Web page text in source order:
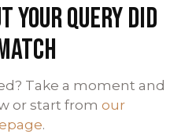
YOUR QUERY DID
Take a moment and
or start from our
.